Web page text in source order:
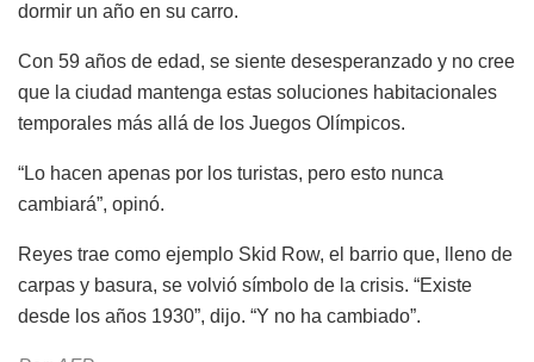
dormir un año en su carro.
Con 59 años de edad, se siente desesperanzado y no cree
que la ciudad mantenga estas soluciones habitacionales
temporales más allá de los Juegos Olímpicos.
“Lo hacen apenas por los turistas, pero esto nunca
cambiará”, opinó.
Reyes trae como ejemplo Skid Row, el barrio que, lleno de
carpas y basura, se volvió símbolo de la crisis. “Existe
desde los años 1930”, dijo. “Y no ha cambiado”.